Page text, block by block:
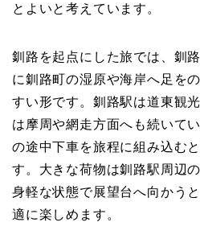
とよいと考えています。
釧路を起点にした旅では、釧
に釧路町の湿原や海岸へ足を
すい形です。釧路駅は道東観
は摩周や網走方面へも続いて
の途中下車を旅程に組み込む
す。大きな荷物は釧路駅周辺
身軽な状態で展望台へ向かう
適に楽しめます。